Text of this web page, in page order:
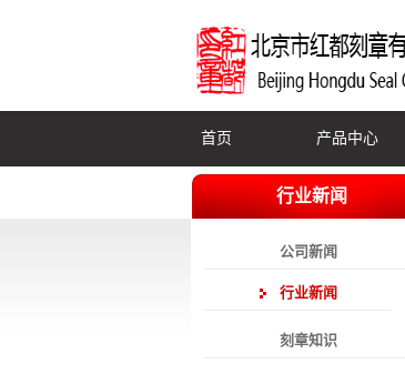
首页 产品中心
行业新闻
公司新闻
行业新闻
刻章知识